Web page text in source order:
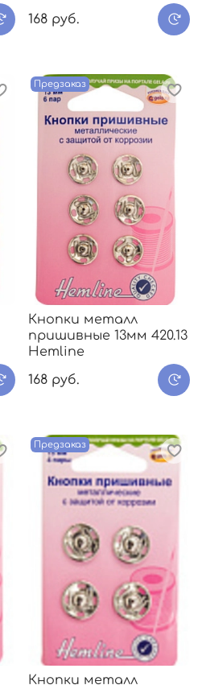
168 руб.
Предзаказ
Кнопки металл
пришивные 13мм 420.13
Hemline
168 руб.
Предзаказ
Кнопки металл